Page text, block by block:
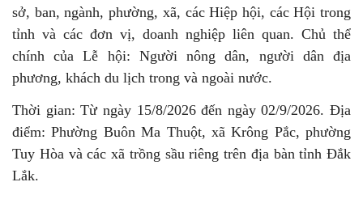
sở, ban, ngành, phường, xã, các Hiệp hội, các Hội trong
tỉnh và các đơn vị, doanh nghiệp liên quan. Chủ thể
chính của Lễ hội: Người nông dân, người dân địa
phương, khách du lịch trong và ngoài nước.
Thời gian: Từ ngày 15/8/2026 đến ngày 02/9/2026. Địa
điểm: Phường Buôn Ma Thuột, xã Krông Pắc, phường
Tuy Hòa và các xã trồng sầu riêng trên địa bàn tỉnh Đắk
Lắk.